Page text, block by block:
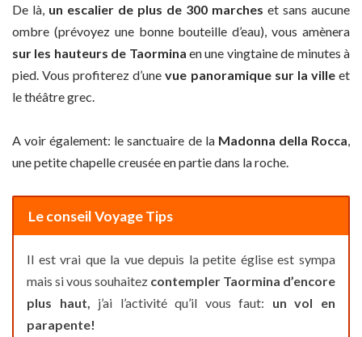
De là, un escalier de plus de 300 marches et sans aucune
ombre (prévoyez une bonne bouteille d’eau), vous amènera
sur les hauteurs de Taormina en une vingtaine de minutes à
pied. Vous profiterez d’unevue panoramique sur la villeet
le théâtre grec.
A voir également: le sanctuaire de la Madonna della Rocca,
une petite chapelle creusée en partie dans la roche.
Le conseil Voyage Tips
Il est vrai que la vue depuis la petite église est sympa
mais si vous souhaitez contempler Taormina d’encore
plus haut, j’ai l’activité qu’il vous faut: un vol en
parapente!